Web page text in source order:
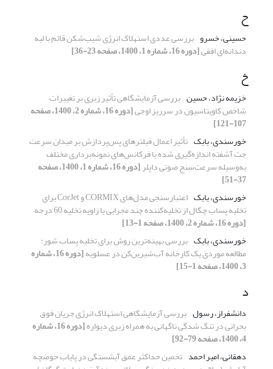
ح
حسینی، خسرو بررسی عددی استهلاک انرژی شیب‌شکن قائم با لبه‌
دندانه‌ای افقی[دوره 16، شماره 1، 1400، صفحه 23-36]
خ
خزیمه نژاد، حسین بررسی آزمایشگاهی تأثیر زبری بر تغییرات
شاخص کاویتاسیون در سرریز اوجی [دوره 16، شماره 2، 1400، صفحه
107-121]
خورسندی، بابک تأثیر اعمال فیلترهای پس‌پردازش بر میدان سرعت
جت آشفته اندازه‌گیری شده با فرکانس‌های نمونه‌برداری مختلف
به‌وسیله سرعت‌سنج صوتی داپلر [دوره 16، شماره 1، 1400، صفحه
37-51]
خورسندی، بابک
اعتبارسنجی مدل‌های CORMIX و CorJet برای
تخلیه پساب چگال از تخلیه‌کننده چند مجرایی با زاویه تخلیه 60 درجه
[دوره 16، شماره 2، 1400، صفحه 1-13]
خورسندی، بابک بررسی بهینه‌ترین روش برای تخلیه پساب شور:
مطالعه موردی یک کارخانه‌ آب‌شیرین‌کن در عسلویه [دوره 16، شماره
3، 1400، صفحه 1-15]
د
دانشفراز، رسول بررسی آزمایشگاهی استهلاک انرژی جریان فوق
بحرانی در تنگ شدگی ناگهانی به همراه زبری دیواره [دوره 16، شماره
4، 1400، صفحه 79-92]
دهقانی، امیر احمد تخمین حداکثر عمق آبشستگی در پایاب حوضچه